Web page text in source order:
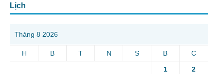
Lịch
Tháng 8 2026
H B T N S B C
1 2